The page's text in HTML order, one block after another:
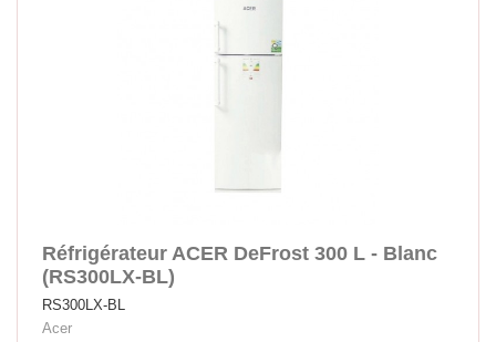
Réfrigérateur ACER DeFrost 300 L - Blanc
(RS300LX-BL)
RS300LX-BL
Acer